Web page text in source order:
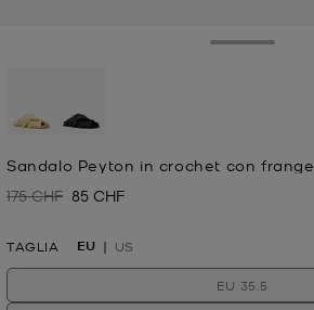
Sandalo Peyton in crochet con frange
Prezzo iniziale
175 CHF Prezzo attuale
85 CHF
TAGLIA EU US
EU 35.5